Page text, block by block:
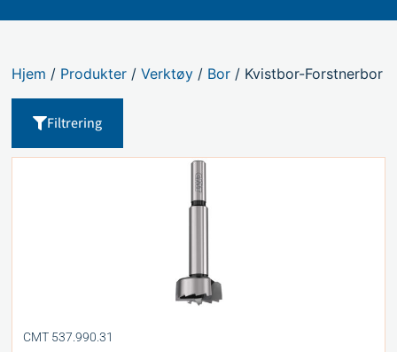
Hjem / Produkter /Verktøy / Bor / Kvistbor-Forstnerbor
Filtrering
CMT 537.990.31